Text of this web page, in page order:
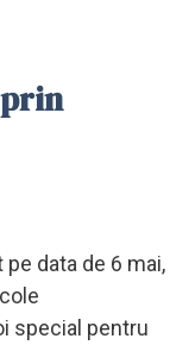
data de 6 mai,
special pentru